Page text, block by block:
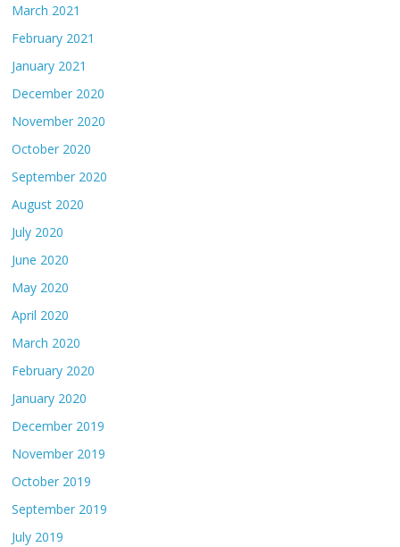
March 2021
February 2021
January 2021
December 2020
November 2020
October 2020
September 2020
August 2020
July 2020
June 2020
May 2020
April 2020
March 2020
February 2020
January 2020
December 2019
November 2019
October 2019
September 2019
July 2019